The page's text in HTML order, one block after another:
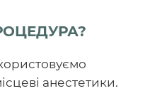
анестетики.